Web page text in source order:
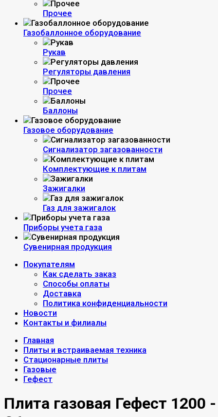
Прочее
Газобаллонное оборудование
Рукав
Регуляторы давления
Прочее
Баллоны
Газовое оборудование
Сигнализатор загазованности
Комплектующие к плитам
Зажигалки
Газ для зажигалок
Приборы учета газа
Сувенирная продукция
Покупателям
Как сделать заказ
Способы оплаты
Доставка
Политика конфиденциальности
Новости
Контакты и филиалы
Главная
Плиты и встраиваемая техника
Стационарные плиты
Газовые
Гефест
Плита газовая Гефест 1200 -